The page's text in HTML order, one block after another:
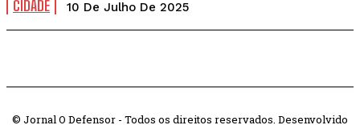
CIDADE 10 De Julho De 2025
© Jornal O Defensor - Todos os direitos reservados. Desenvolvido